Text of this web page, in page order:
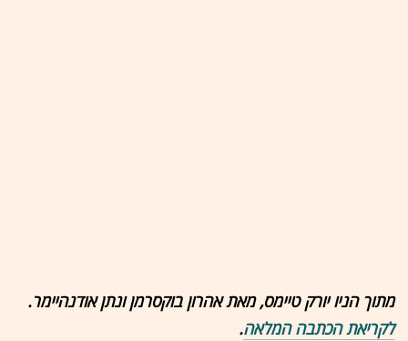
מתוך הניו יורק טיימס, מאת אהרון בוקסרמן ונתן אודנהיימר.
לקריאת הכתבה המלאה.